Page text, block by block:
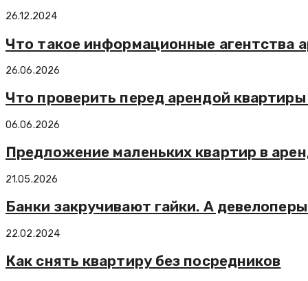
26.12.2024
Что такое информационные агентства
26.06.2026
Что проверить перед арендой квартиры
06.06.2026
Предложение маленьких квартир в
21.05.2026
Банки закручивают гайки. А
22.02.2024
Как снять квартиру без посредников